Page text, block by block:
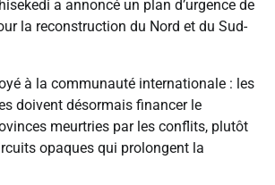
a annoncé un plan d’urgence de
la reconstruction du Nord et du Sud-
à la communauté internationale : les
doivent désormais financer le
meurtries par les conflits, plutôt
opaques qui prolongent la